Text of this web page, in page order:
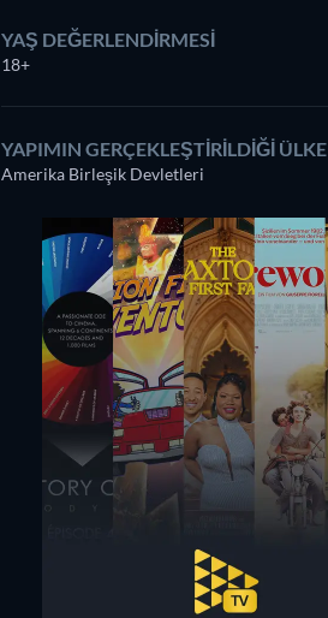
YAŞ DEĞERLENDIRMESI
18+
YAPIMIN GERÇEKLEŞTIRILDIĞI ÜLKE
Amerika Birleşik Devletleri